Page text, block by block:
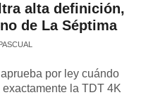
alta definición,
de La Séptima
por ley cuándo
la TDT 4K